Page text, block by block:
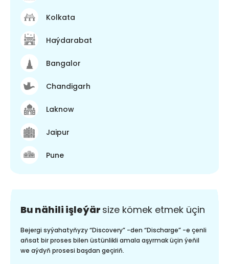
Kolkata
Haýdarabat
Bangalor
Chandigarh
Laknow
Jaipur
Pune
Bu nähili işleýär size kömek etmek üçin
Bejergi syýahatyňyzy “Discovery” -den “Discharge” -e çenli
aňsat bir proses bilen üstünlikli amala aşyrmak üçin ýeňil
we aýdyň prosesi başdan geçiriň.